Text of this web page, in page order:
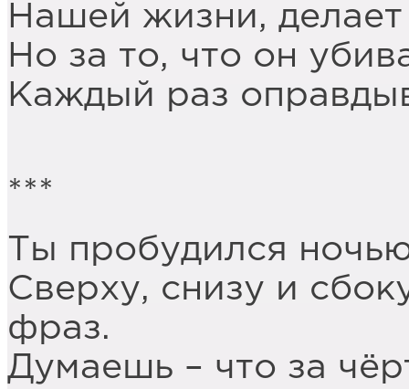
Нашей жизни, делает
Но за то, что он
Каждый раз
***
Ты пробудился
Сверху, снизу и
фраз.
Думаешь – что за